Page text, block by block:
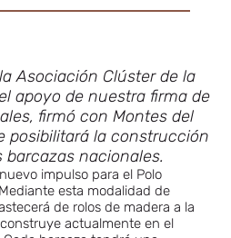
Asociación Clúster de la
apoyo de nuestra firma de
firmó con Montes del
posibilitará la construcción
nacionales.
impulso para el Polo
esta modalidad de
de rolos de madera a la
actualmente en el